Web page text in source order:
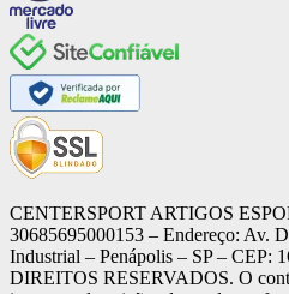
CENTERSPORT ARTIGOS
30685695000153 – Endereço: Av.
Industrial – Penápolis – SP – CEP:
DIREITOS RESERVADOS. O